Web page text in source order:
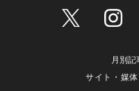
月別
サイト・媒